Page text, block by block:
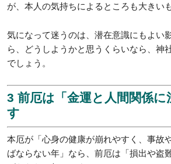
でしょう。
2 厄払いはどうするべきで
「前厄」と聞いたら気になるのは「厄払
はたしてやった方が良いのか、それとも
か……人に聞いても「本厄のみ」という人
厄・後厄とやる」という人もいるでしょ
後厄とさらにそのあともう1年やる」と
「まったくやらない」という人も当然い